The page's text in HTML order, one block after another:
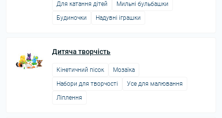
Для катання дітей
Мильні бульбашки
Будиночки
Надувні іграшки
Дитяча творчість
Кінетичний пісок
Мозаїка
Набори для творчості
Усе для малювання
Ліплення